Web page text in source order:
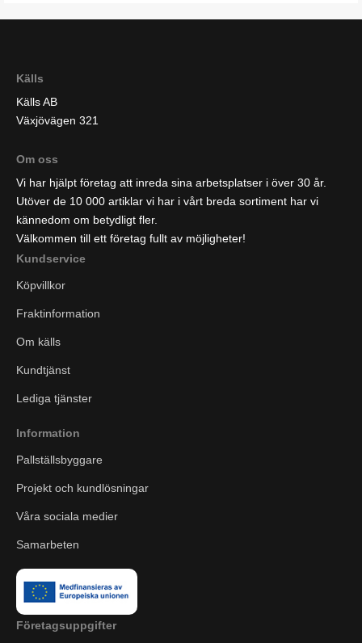
Källs
Källs AB
Växjövägen 321
Om oss
Vi har hjälpt företag att inreda sina arbetsplatser i över 30 år.
Utöver de 10 000 artiklar vi har i vårt breda sortiment har vi
kännedom om betydligt fler.
Välkommen till ett företag fullt av möjligheter!
Kundservice
Köpvillkor
Fraktinformation
Om källs
Kundtjänst
Lediga tjänster
Information
Pallställsbyggare
Projekt och kundlösningar
Våra sociala medier
Samarbeten
Företagsuppgifter